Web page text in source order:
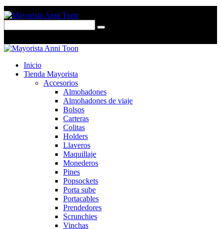
Inicio
Tienda Mayorista
Accesorios
Almohadones
Almohadones de viaje
Bolsos
Carteras
Colitas
Holders
Llaveros
Maquillaje
Monederos
Pines
Popsockets
Porta sube
Portacables
Prendedores
Scrunchies
Vinchas